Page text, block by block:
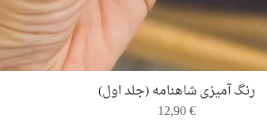
Quick View
رنگ ‌آمیزی شاهنامه (جلد اول)
Price
12,90 €